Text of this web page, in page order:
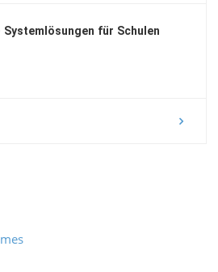
Systemlösungen für Schulen